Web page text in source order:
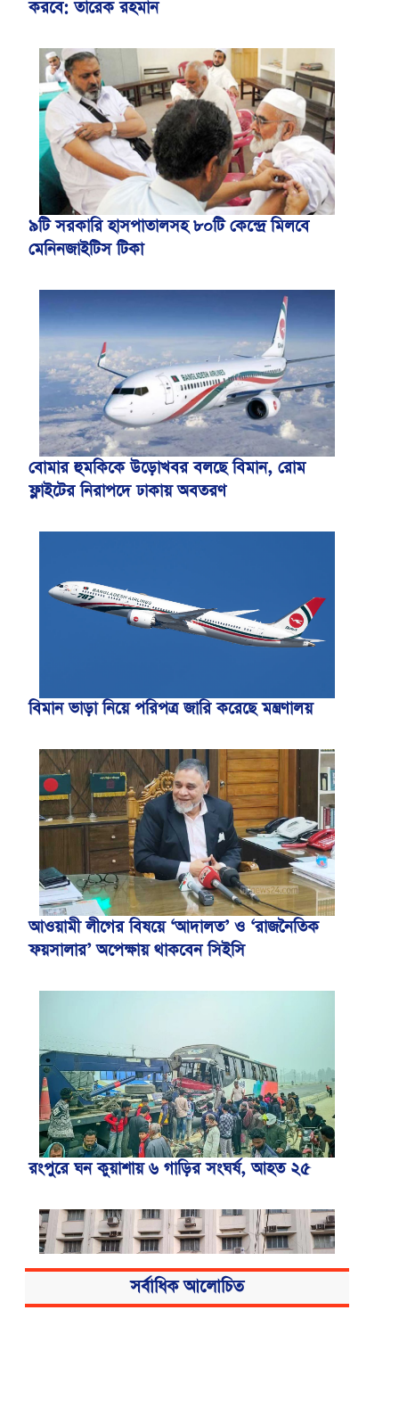
করবে: তারেক রহমান
৯টি সরকারি হাসপাতালসহ ৮০টি কেন্দ্রে মিলবে
মেনিনজাইটিস টিকা
বোমার হুমকিকে উড়োখবর বলছে বিমান, রোম
ফ্লাইটের নিরাপদে ঢাকায় অবতরণ
বিমান ভাড়া নিয়ে পরিপত্র জারি করেছে মন্ত্রণালয়
আওয়ামী লীগের বিষয়ে ‘আদালত’ ও ‘রাজনৈতিক
ফয়সালার’ অপেক্ষায় থাকবেন সিইসি
রংপুরে ঘন কুয়াশায় ৬ গাড়ির সংঘর্ষ, আহত ২৫
সর্বাধিক আলোচিত